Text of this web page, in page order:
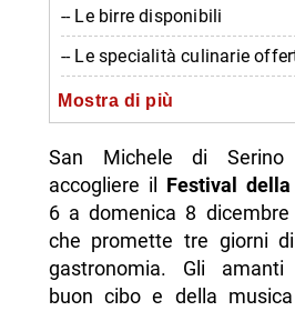
-- Le birre disponibili
-- Le specialità culinarie
- Musica e intrattenimento
-- Come partecipare al
-- Scopri di più da Napolike.it
Mostra di più
San Michele di
accogliere il Festival
6 a domenica 8
che promette tre giorni
gastronomia. Gli
buon cibo e della